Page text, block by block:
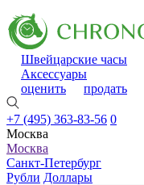
Швейцарские часы
Аксессуары
оценить
продать
+7 (495) 363-83-56 0
Москва
Москва
Санкт-Петербург
Рубли Доллары